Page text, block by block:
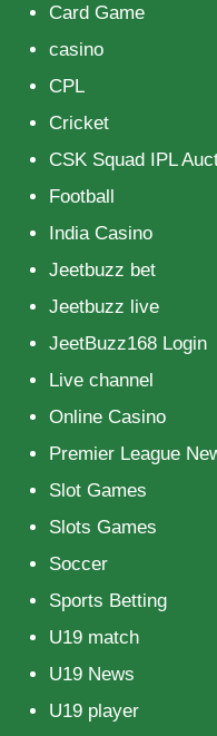
Card Game
casino
CPL
Cricket
CSK Squad IPL
Football
India Casino
Jeetbuzz bet
Jeetbuzz live
JeetBuzz168 Login
Live channel
Online Casino
Premier League
Slot Games
Slots Games
Soccer
Sports Betting
U19 match
U19 News
U19 player